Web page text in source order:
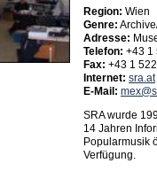
Region: Wien
Genre:
Adresse:
Telefon: +43 1
Fax: +43 1
Internet: sra.at
E-Mail:
SRA wurde
14 Jahren
Popularmusik
Verfügung.